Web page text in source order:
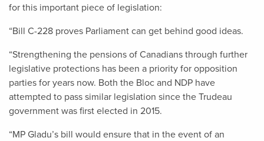
for this important piece of legislation:
“Bill C-228 proves Parliament can get behind good ideas.
“Strengthening the pensions of Canadians through further
legislative protections has been a priority for opposition
parties for years now. Both the Bloc and NDP have
attempted to pass similar legislation since the Trudeau
government was first elected in 2015.
“MP Gladu’s bill would ensure that in the event of an